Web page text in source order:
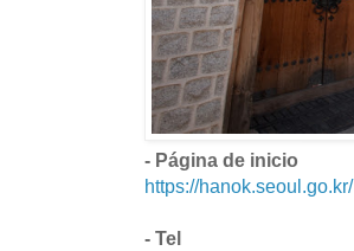
- Página de inicio
https://hanok.seoul.go.kr/
- Tel